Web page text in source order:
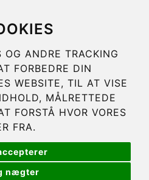
OG ANDRE TRACKING
FORBEDRE DIN
WEBSITE, TIL AT VISE
MÅLRETTEDE
FORSTÅ HVOR VORES
FRA.
nægter